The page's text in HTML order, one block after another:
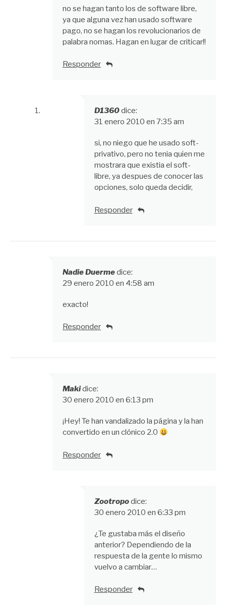
no se hagan tanto los de software libre,
ya que alguna vez han usado software
pago, no se hagan los revolucionarios de
palabra nomas. Hagan en lugar de criticar!!
Responder
D1360dice:
31 enero 2010 en 7:35 am
si, no niego que he usado soft-
privativo, pero no tenia quien me
mostrara que existia el soft-
libre, ya despues de conocer las
opciones, solo queda decidir,
Responder
Nadie Duermedice:
29 enero 2010 en 4:58 am
exacto!
Responder
Makidice:
30 enero 2010 en 6:13 pm
¡Hey! Te han vandalizado la página y la han
convertido en un clónico 2.0
Responder
Zootropodice:
30 enero 2010 en 6:33 pm
¿Te gustaba más el diseño
anterior? Dependiendo de la
respuesta de la gente lo mismo
vuelvo a cambiar…
Responder